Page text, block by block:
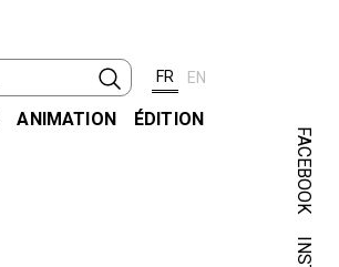
FR EN
ANIMATION ÉDITION
FACEBOOK